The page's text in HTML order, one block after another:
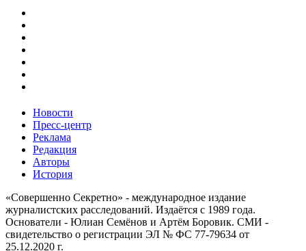
Новости
Пресс-центр
Реклама
Редакция
Авторы
История
«Совершенно Секретно» - международное издание
журналистских расследований. Издаётся с 1989 года.
Основатели - Юлиан Семёнов и Артём Боровик. CМИ -
свидетельство о регистрации ЭЛ № ФС 77-79634 от
25.12.2020 г.